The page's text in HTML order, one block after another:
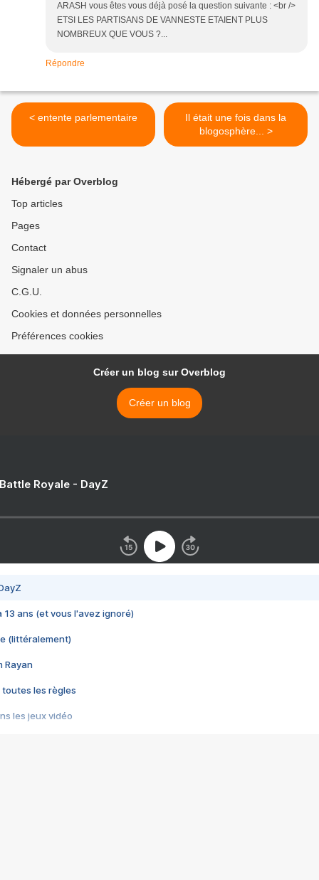
ARASH vous êtes vous déjà posé la question suivante : <br />
ETSI LES PARTISANS DE VANNESTE ETAIENT PLUS
NOMBREUX QUE VOUS ?...
Répondre
< entente parlementaire
Il était une fois dans la
blogosphère... >
Hébergé par Overblog
Top articles
Pages
Contact
Signaler un abus
C.G.U.
Cookies et données personnelles
Préférences cookies
Créer un blog sur Overblog
Créer un blog
Royale - DayZ
13 ans (et vous l'avez ignoré)
(littéralement)
Rayan
toutes les règles
les jeux vidéo